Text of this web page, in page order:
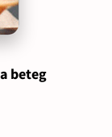
beteg